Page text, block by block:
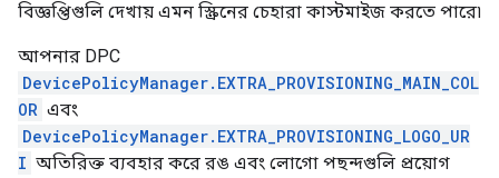
বিজ্ঞপ্তিগুলি দেখায় এমন স্ক্রিনের চেহারা কাস্টমাইজ করতে পারে৷
আপনার DPC
DevicePolicyManager.EXTRA_PROVISIONING_MAIN_COL
OR এবং
DevicePolicyManager.EXTRA_PROVISIONING_LOGO_UR
I অতিরিক্ত ব্যবহার করে রঙ এবং লোগো পছন্দগুলি প্রয়োগ